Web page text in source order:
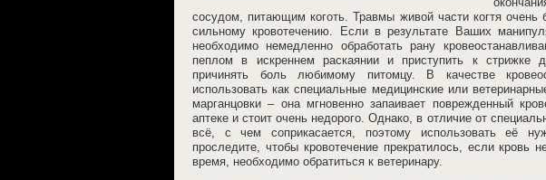
сосудом, питающим коготь. Травмы живой части когтя очень
сильному кровотечению. Если в результате Ваших
необходимо немедленно обработать рану
пеплом в искреннем раскаянии и приступить к стрижке
причинять боль любимому питомцу. В качестве
использовать как специальные медицинские или
марганцовки – она мгновенно запаивает поврежденный
аптеке и стоит очень недорого. Однако, в отличие от
всё, с чем соприкасается, поэтому использовать её
проследите, чтобы кровотечение прекратилось, если кровь
время, необходимо обратиться к ветеринару.